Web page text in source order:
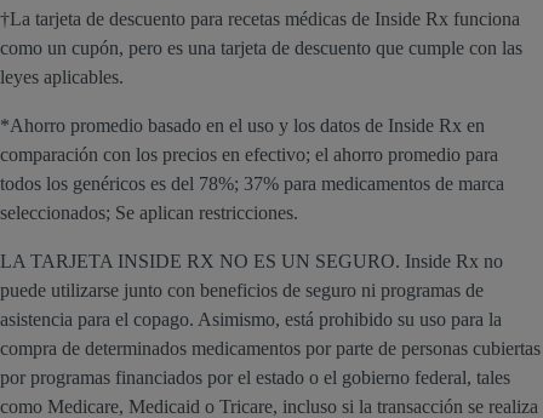
†La tarjeta de descuento para recetas médicas de Inside Rx funciona
como un cupón, pero es una tarjeta de descuento que cumple con las
leyes aplicables.
*Ahorro promedio basado en el uso y los datos de Inside Rx en
comparación con los precios en efectivo; el ahorro promedio para
todos los genéricos es del 78%; 37% para medicamentos de marca
seleccionados; Se aplican restricciones.
LA TARJETA INSIDE RX NO ES UN SEGURO. Inside Rx no
puede utilizarse junto con beneficios de seguro ni programas de
asistencia para el copago. Asimismo, está prohibido su uso para la
compra de determinados medicamentos por parte de personas cubiertas
por programas financiados por el estado o el gobierno federal, tales
como Medicare, Medicaid o Tricare, incluso si la transacción se realiza